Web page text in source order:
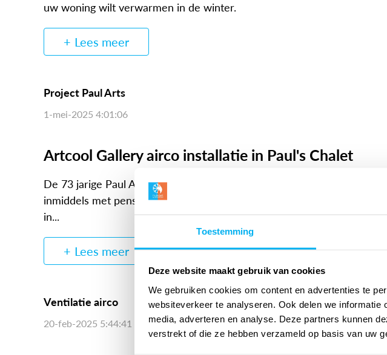
Toestemming
Deze website maakt gebruik van cookies
We gebruiken cookies om content en advertenties te
websiteverkeer te analyseren. Ook delen we
media, adverteren en analyse. Deze partners kunnen
verstrekt of die ze hebben verzameld op basis van uw
uw woning wilt verwarmen in de winter.
Lees meer
Project Paul Arts
1-mei-2025 4:01:06
Artcool Gallery airco installatie in Paul's Chalet
De 73 jarige Paul Arts voormalig directeur van een basisschool maar
inmiddels met pensioen, woont al 16 jaar met zijn trouwe viervoeter
in...
Lees meer
Ventilatie airco
20-feb-2025 5:44:41